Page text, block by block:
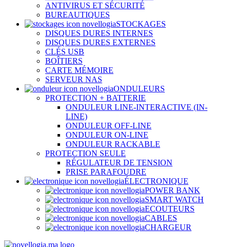
ANTIVIRUS ET SÉCURITÉ
BUREAUTIQUES
STOCKAGES
DISQUES DURES INTERNES
DISQUES DURES EXTERNES
CLÉS USB
BOÎTIERS
CARTE MÉMOIRE
SERVEUR NAS
ONDULEURS
PROTECTION + BATTERIE
ONDULEUR LINE-INTERACTIVE (IN-
LINE)
ONDULEUR OFF-LINE
ONDULEUR ON-LINE
ONDULEUR RACKABLE
PROTECTION SEULE
RÉGULATEUR DE TENSION
PRISE PARAFOUDRE
ÉLECTRONIQUE
POWER BANK
SMART WATCH
ECOUTEURS
CABLES
CHARGEUR